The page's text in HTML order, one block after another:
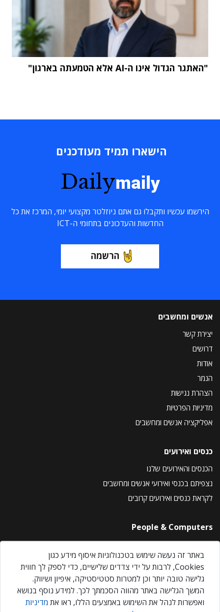
"האתגר הגדול אינו ה-AI אלא הטמעתה בארגון"
הישארו תמיד מעודכנים
Dailymaily
הירשמו עכשיו ותקבלו גם אתם ניוזלטר מקצועי יומי, המרכז את כל
החדשות והעדכונים בתחומי ה-ICT
הרשמה
אנשים ומחשבים
יצירת קשר
דרושים
אודות
הנמר
הצהרת נגישות
מדיניות הפרטיות
אפליקציה אנשים ומחשבים
כנסים ואירועים
הכנסים והאירועים שלנו
נצפיתם בכנסי ואירועי אנשים ומחשבים
לקראת כנסים ואירועים קרובים
People & Computers
About Us
Privacy Policy
Contact Us
Our Events
באתר זה נעשה שימוש בטכנולוגיות איסוף מידע כגון
Cookies, לרבות על ידי צדדים שלישיים, כדי לספק לך חווית
גלישה טובה יותר וכן למטרות סטטיסטיקה, איפיון ושיווק.
המשך הגלישה באתר מהווה הסכמתך לכך. למידע נוסף בנושא
ואפשרות לנהל את השימוש באמצעים הללו, ראו את מדיניות